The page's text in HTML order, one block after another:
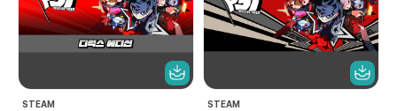
STEAM STEAM